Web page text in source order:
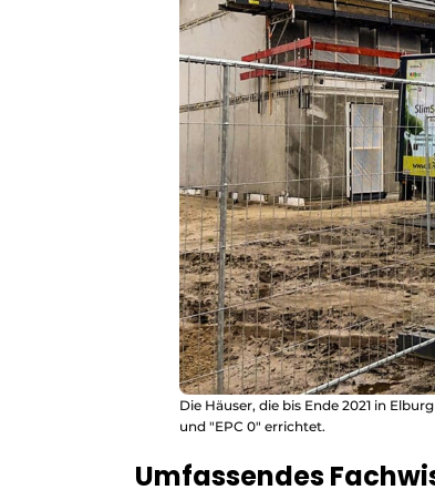
Die Häuser, die bis Ende 2021 in
und "EPC 0" errichtet.
Umfassendes